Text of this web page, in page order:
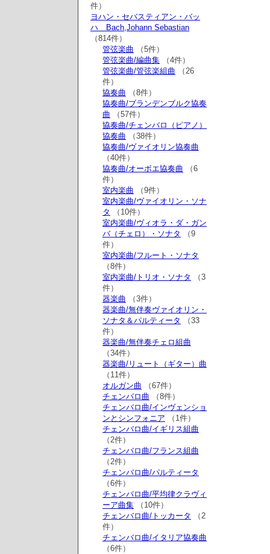
件）
ヨハン・セバスティアン・バッ
ハ Bach,Johann Sebastian
（814件）
管弦楽曲 （5件）
管弦楽曲/編曲集 （4件）
管弦楽曲/管弦楽組曲 （26
件）
協奏曲 （8件）
協奏曲/ブランデンブルク協奏
曲 （57件）
協奏曲/チェンバロ（ピアノ）
協奏曲 （38件）
協奏曲/ヴァイオリン協奏曲
（40件）
協奏曲/オーボエ協奏曲 （6
件）
室内楽曲 （9件）
室内楽曲/ヴァイオリン・ソナ
タ
（10件）
室内楽曲/ヴィオラ・ダ・ガン
バ（チェロ）・ソナタ
（9
件）
室内楽曲/フルート・ソナタ
（8件）
室内楽曲/トリオ・ソナタ
（3
件）
器楽曲 （3件）
器楽曲/無伴奏ヴァイオリン・
ソナタ＆パルティータ
（33
件）
器楽曲/無伴奏チェロ組曲
（34件）
器楽曲/リュート（ギター）曲
（11件）
オルガン曲 （67件）
チェンバロ曲 （8件）
チェンバロ曲/インヴェンショ
ンとシンフォニア （1件）
チェンバロ曲/イギリス組曲
（2件）
チェンバロ曲/フランス組曲
（2件）
チェンバロ曲/パルティータ
（6件）
チェンバロ曲/平均律クラヴィ
ーア曲集 （10件）
チェンバロ曲/トッカータ
（2
件）
チェンバロ曲/イタリア協奏曲
（6件）